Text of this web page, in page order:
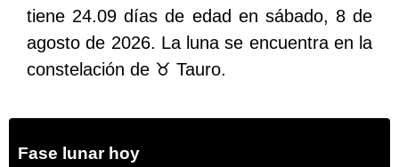
tiene 24.09 días de edad en sábado, 8 de
agosto de 2026. La luna se encuentra en la
constelación de ♉ Tauro.
Fase lunar hoy